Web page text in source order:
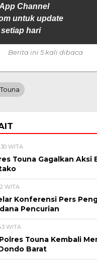
Channel
untuk update
hari
Berita ini 5 kali dibaca
WITA
Touna Gagalkan Aksi
WITA
Konferensi Pers
Pencurian
WITA
Touna Kembali
Barat